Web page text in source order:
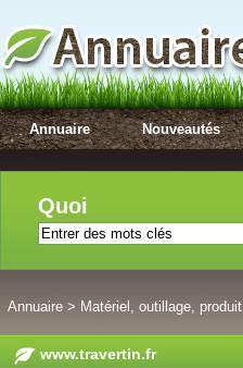
Annuaire Nouveautés
Quoi
Annuaire > Matériel, outillage, produit
www.travertin.fr